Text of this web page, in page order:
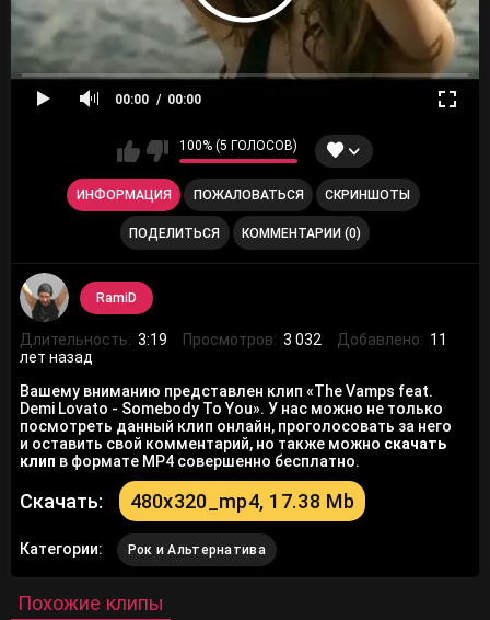
00:00 00:00
100% (5 ГОЛОСОВ)
ИНФОРМАЦИЯ ПОЖАЛОВАТЬСЯ СКРИНШОТЫ
ПОДЕЛИТЬСЯ КОММЕНТАРИИ (0)
RamiD
Длительность: 3:19 Просмотров: 3 032 Добавлено: 11
лет назад
Вашему вниманию представлен клип «The Vamps feat.
Demi Lovato - Somebody To You». У нас можно не только
посмотреть данный клип онлайн, проголосовать за него
и оставить свой комментарий, но также можно скачать
клип в формате MP4 совершенно бесплатно.
Скачать: 480x320_mp4, 17.38 Mb
Категории: Рок и Альтернатива
Похожие клипы